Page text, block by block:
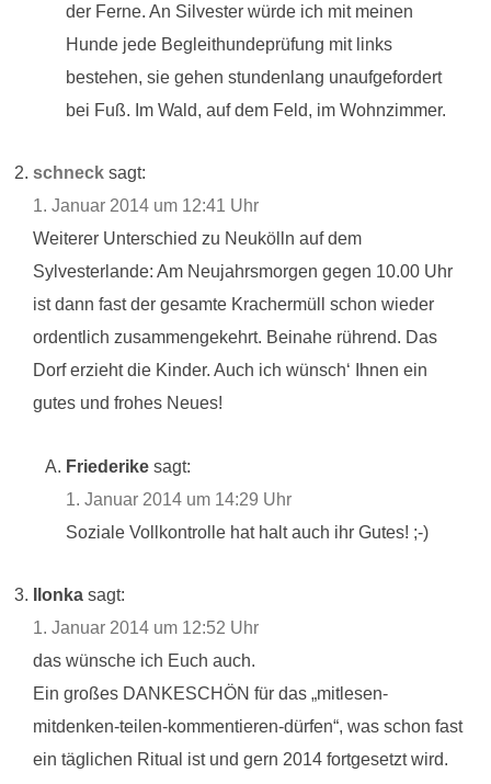
der Ferne. An Silvester würde ich mit meinen
Hunde jede Begleithundeprüfung mit links
bestehen, sie gehen stundenlang unaufgefordert
bei Fuß. Im Wald, auf dem Feld, im Wohnzimmer.
schneck sagt:
1. Januar 2014 um 12:41 Uhr
Weiterer Unterschied zu Neukölln auf dem
Sylvesterlande: Am Neujahrsmorgen gegen 10.00 Uhr
ist dann fast der gesamte Krachermüll schon wieder
ordentlich zusammengekehrt. Beinahe rührend. Das
Dorf erzieht die Kinder. Auch ich wünsch‘ Ihnen ein
gutes und frohes Neues!
Friederike sagt:
1. Januar 2014 um 14:29 Uhr
Soziale Vollkontrolle hat halt auch ihr Gutes! ;-)
Ilonka sagt:
1. Januar 2014 um 12:52 Uhr
das wünsche ich Euch auch.
Ein großes DANKESCHÖN für das „mitlesen-
mitdenken-teilen-kommentieren-dürfen“, was schon fast
ein täglichen Ritual ist und gern 2014 fortgesetzt wird.